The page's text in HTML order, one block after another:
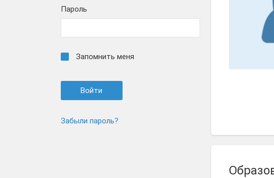
Пароль
Запомнить меня
Забыли пароль?